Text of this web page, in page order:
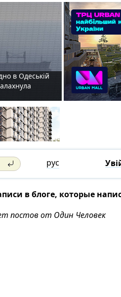
в Одеській
рус
в блоге, которые
постов от Один Человек